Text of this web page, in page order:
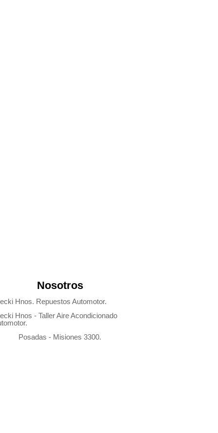
Nosotros
Hnos. Repuestos Automotor.
Hnos - Taller Aire Acondicionado
Posadas - Misiones 3300.